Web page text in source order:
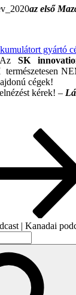
az első
gyártó
SK
természetesen
cégek!
kérek! –